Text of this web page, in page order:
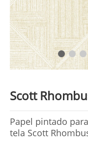
Scott
Papel pintado
tela Scott